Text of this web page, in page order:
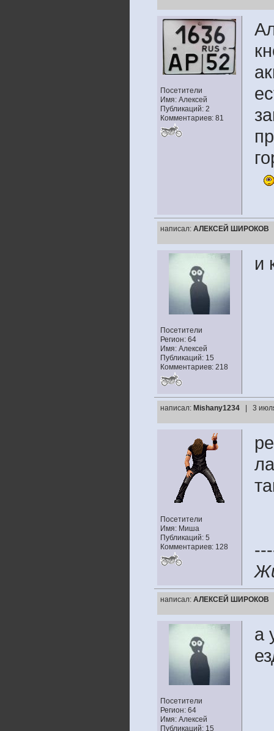
Посетители
Имя: Алексей
Публикаций: 2
Комментариев: 81
написал: АЛЕКСЕЙ ШИРОКОВ
Посетители
Регион: 64
Имя: Алексей
Публикаций: 15
Комментариев: 218
и
написал: Mishany1234 | 3
Посетители
Имя: Миша
Публикаций: 5
Комментариев: 128
написал: АЛЕКСЕЙ ШИРОКОВ
Посетители
Регион: 64
Имя: Алексей
Публикаций: 15
а